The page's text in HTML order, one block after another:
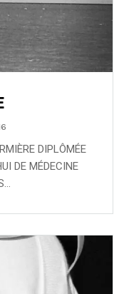
DIPLÔMÉE
DE MÉDECINE